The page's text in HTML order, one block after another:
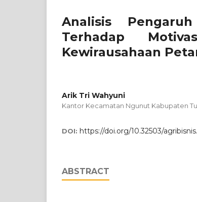
Analisis
Terhadap
Kewirausahaan
Arik Tri Wahyuni
Kantor Kecamatan Ngunut Kabupaten
DOI: https://doi.org/10.32503/
ABSTRACT